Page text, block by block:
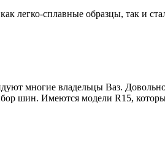
легко-сплавные образцы, так и
многие владельцы Ваз.
шин. Имеются модели R15,